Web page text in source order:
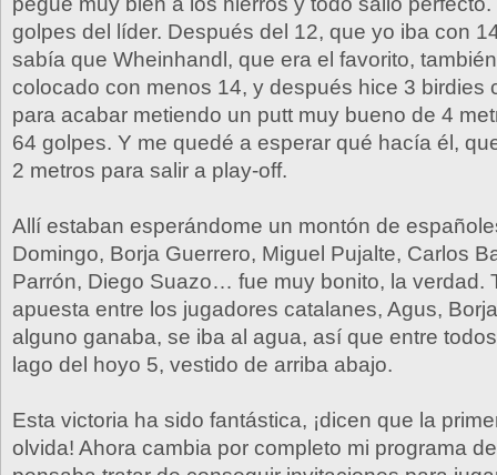
golpes del líder. Después del 12, que yo iba con
sabía que Wheinhandl, que era el favorito,
colocado con menos 14, y después hice 3 birdies
para acabar metiendo un putt muy bueno de 4
64 golpes. Y me quedé a esperar qué hacía él,
2 metros para salir a play-off.
Allí estaban esperándome un montón de
Domingo, Borja Guerrero, Miguel Pujalte, Carlos
Parrón, Diego Suazo… fue muy bonito, la verdad.
apuesta entre los jugadores catalanes, Agus,
alguno ganaba, se iba al agua, así que entre
lago del hoyo 5, vestido de arriba abajo.
Esta victoria ha sido fantástica, ¡dicen que la
olvida! Ahora cambia por completo mi programa